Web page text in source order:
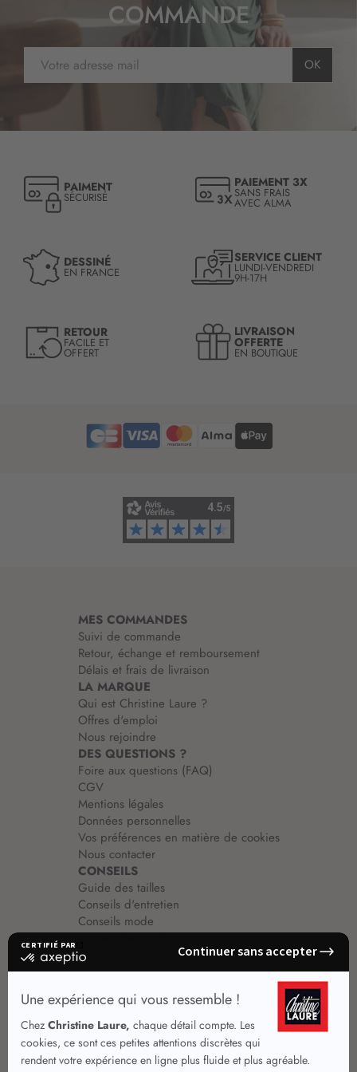
COMMANDE
s
o
n
e
OK
PAIMENT
SÉCURISÉ
PAIEMENT 3X
SANS FRAIS
AVEC ALMA
DESSINÉ
EN FRANCE
SERVICE CLIENT
LUNDI-VENDREDI
9H-17H
RETOUR
FACILE ET
OFFERT
LIVRAISON
OFFERTE
EN BOUTIQUE
MES COMMANDES
Suivi de commande
Retour, échange et remboursement
Délais et frais de livraison
LA MARQUE
Qui est Christine Laure ?
Offres d'emploi
Nous rejoindre
DES QUESTIONS ?
Foire aux questions (FAQ)
CGV
Mentions légales
Données personnelles
Vos préférences en matière de cookies
Nous contacter
CONSEILS
Guide des tailles
Conseils d'entretien
Conseils mode
Guide vêtements
Vêtements pour femmes
Vêtements de qualité
Jupes été
Chemisiers
e
t
t
d
n
f
o
a
t
n